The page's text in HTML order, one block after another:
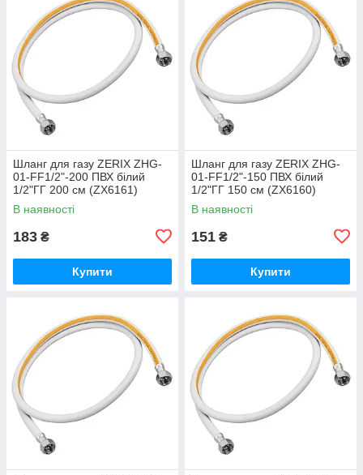
Шланг для газу ZERIX ZHG-
01-FF1/2"-200 ПВХ білий
1/2"ГГ 200 см (ZX6161)
В наявності
183 ₴
Купити
Шланг для газу ZERIX ZHG-
01-FF1/2"-150 ПВХ білий
1/2"ГГ 150 см (ZX6160)
В наявності
151 ₴
Купити